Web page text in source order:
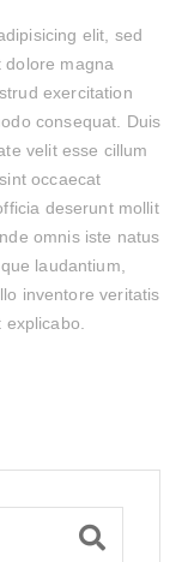
elit, sed
magna
exercitation
consequat. Duis
velit esse cillum
occaecat
deserunt mollit
omnis iste natus
laudantium,
inventore veritatis